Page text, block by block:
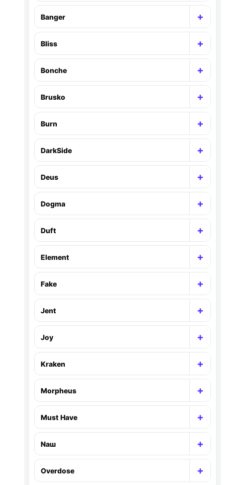
Banger +
Bliss +
Bonche +
Brusko +
Burn +
DarkSide +
Deus +
Dogma +
Duft +
Element +
Fake +
Jent +
Joy +
Kraken +
Morpheus +
Must Have +
Nаш +
Overdose +